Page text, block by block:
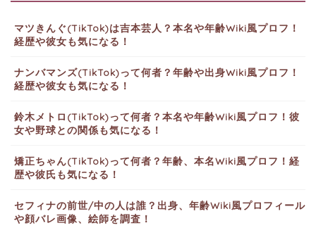
マツきんぐ(TikTok)は吉本芸人？本名や年齢Wiki風プロフ！
経歴や彼女も気になる！
ナンバマンズ(TikTok)って何者？年齢や出身Wiki風プロフ！
経歴や彼女も気になる！
鈴木メトロ(TikTok)って何者？本名や年齢Wiki風プロフ！彼
女や野球との関係も気になる！
矯正ちゃん(TikTok)って何者？年齢、本名Wiki風プロフ！経
歴や彼氏も気になる！
セフィナの前世/中の人は誰？出身、年齢Wiki風プロフィール
や顔バレ画像、絵師を調査！